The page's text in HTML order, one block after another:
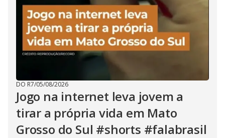
DO R7/05/08/2026
Jogo na internet leva jovem a
tirar a própria vida em Mato
Grosso do Sul #shorts #falabrasil